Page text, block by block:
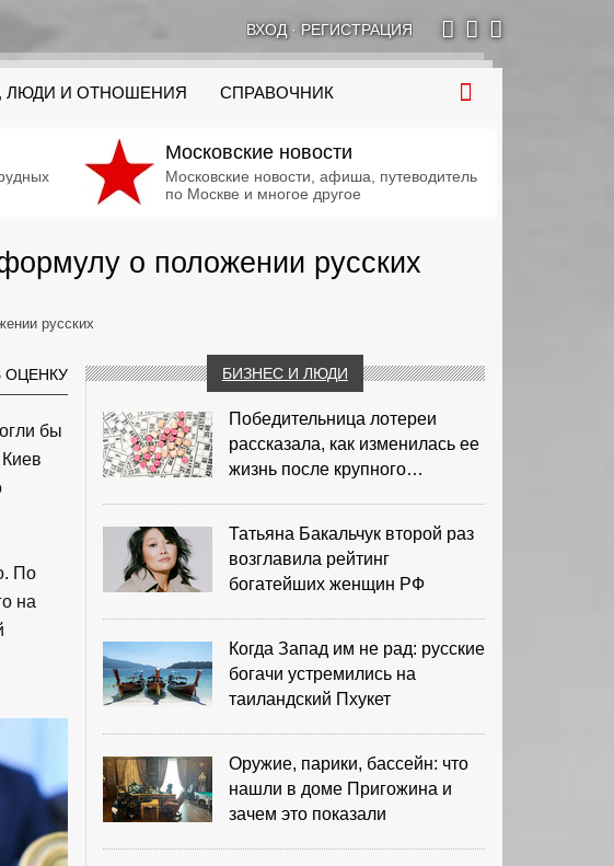
ВХОД· РЕГИСТРАЦИЯ
ЛЮДИ И ОТНОШЕНИЯ СПРАВОЧНИК
Московские новости
Московские новости, афиша, путеводитель
по Москве и многое другое
о положении русских
русских
ОЦЕНКУ
бы
По
на
БИЗНЕС И ЛЮДИ
Победительница лотереи
рассказала, как изменилась ее
жизнь после крупного
Татьяна Бакальчук второй раз
возглавила рейтинг
богатейших женщин РФ
Когда Запад им не рад: русские
богачи устремились на
таиландский Пхукет
Оружие, парики, бассейн: что
нашли в доме Пригожина и
зачем это показали